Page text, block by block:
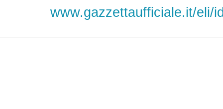
www.gazzettaufficiale.it/eli/